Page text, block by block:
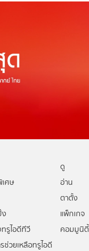
ดู
ศษ
อ่าน
ตาตั้ง
แพ็กเกจ
รูไอดีทีวี
คอมมูนิตี้
ช่วยเหลือทรูไอดี